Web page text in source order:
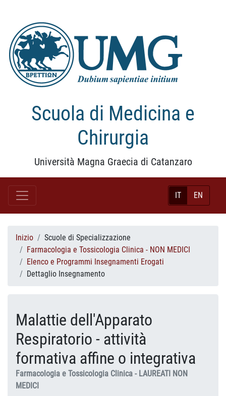
Scuola di Medicina e
Chirurgia
Università Magna Graecia di Catanzaro
IT EN
Inizio
Scuole di Specializzazione
Farmacologia e Tossicologia Clinica - NON MEDICI
Elenco e Programmi Insegnamenti Erogati
Dettaglio Insegnamento
Malattie dell'Apparato
Respiratorio - attività
formativa affine o integrativa
Farmacologia e Tossicologia Clinica - LAUREATI NON
MEDICI